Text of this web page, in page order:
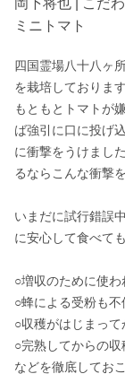
岡下将也 | こだ
ミニトマト
四国霊場八十八ヶ
を栽培しております
もともとトマトが
ば強引に口に投げ
に衝撃をうけまし
るならこんな衝撃
いまだに試行錯誤
に安心して食べて
○増収のために使
○蜂による受粉も不
○収穫がはじまっ
○完熟してからの収
などを徹底してお